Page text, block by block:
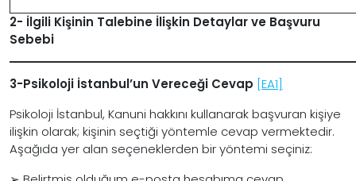
2- İlgili Kişinin Talebine İlişkin Detaylar ve Başvuru
Sebebi
3-Psikoloji İstanbul’un Vereceği Cevap [EA1]
Psikoloji İstanbul, Kanuni hakkını kullanarak başvuran kişiye
ilişkin olarak; kişinin seçtiği yöntemle cevap vermektedir.
Aşağıda yer alan seçeneklerden bir yöntemi seçiniz: